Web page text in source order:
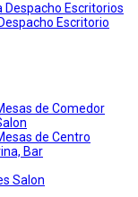
Despacho Escritorios
Escritorio
de Comedor
de Centro
Bar
Salon